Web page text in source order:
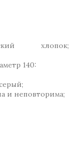
хлопок;
140:
и неповторима;